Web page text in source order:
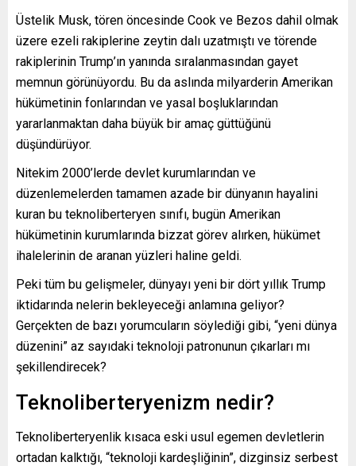
Üstelik Musk, tören öncesinde Cook ve Bezos dahil olmak
üzere ezeli rakiplerine zeytin dalı uzatmıştı ve törende
rakiplerinin Trump’ın yanında sıralanmasından gayet
memnun görünüyordu. Bu da aslında milyarderin Amerikan
hükümetinin fonlarından ve yasal boşluklarından
yararlanmaktan daha büyük bir amaç güttüğünü
düşündürüyor.
Nitekim 2000’lerde devlet kurumlarından ve
düzenlemelerden tamamen azade bir dünyanın hayalini
kuran bu teknoliberteryen sınıfı, bugün Amerikan
hükümetinin kurumlarında bizzat görev alırken, hükümet
ihalelerinin de aranan yüzleri haline geldi.
Peki tüm bu gelişmeler, dünyayı yeni bir dört yıllık Trump
iktidarında nelerin bekleyeceği anlamına geliyor?
Gerçekten de bazı yorumcuların söylediği gibi, “yeni dünya
düzenini” az sayıdaki teknoloji patronunun çıkarları mı
şekillendirecek?
Teknoliberteryenizm nedir?
Teknoliberteryenlik kısaca eski usul egemen devletlerin
ortadan kalktığı, “teknoloji kardeşliğinin”, dizginsiz serbest